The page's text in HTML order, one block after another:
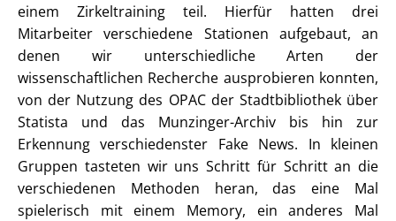
einem Zirkeltraining teil. Hierfür hatten drei
Mitarbeiter verschiedene Stationen aufgebaut, an
denen wir unterschiedliche Arten der
wissenschaftlichen Recherche ausprobieren konnten,
von der Nutzung des OPAC der Stadtbibliothek über
Statista und das Munzinger-Archiv bis hin zur
Erkennung verschiedenster Fake News. In kleinen
Gruppen tasteten wir uns Schritt für Schritt an die
verschiedenen Methoden heran, das eine Mal
spielerisch mit einem Memory, ein anderes Mal